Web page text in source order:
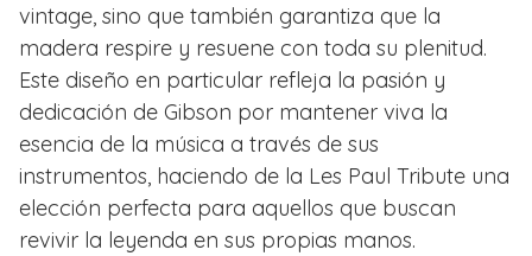
vintage, sino que también garantiza que la
madera respire y resuene con toda su plenitud.
Este diseño en particular refleja la pasión y
dedicación de Gibson por mantener viva la
esencia de la música a través de sus
instrumentos, haciendo de la Les Paul Tribute una
elección perfecta para aquellos que buscan
revivir la leyenda en sus propias manos.